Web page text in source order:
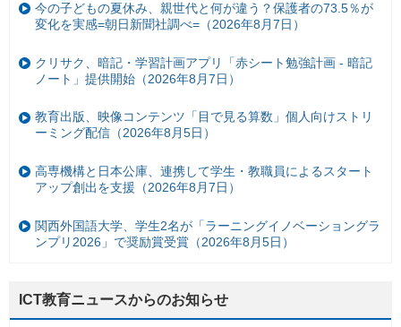
今の子どもの夏休み、親世代と何が違う？保護者の73.5％が
変化を実感=朝日新聞社調べ=（2026年8月7日）
クリサク、暗記・学習計画アプリ「赤シート勉強計画 - 暗記
ノート」提供開始（2026年8月7日）
教育出版、映像コンテンツ「目で見る算数」個人向けストリ
ーミング配信（2026年8月5日）
高専機構と日本公庫、連携して学生・教職員によるスタート
アップ創出を支援（2026年8月7日）
関西外国語大学、学生2名が「ラーニングイノベーショングラ
ンプリ2026」で奨励賞受賞（2026年8月5日）
ICT教育ニュースからのお知らせ